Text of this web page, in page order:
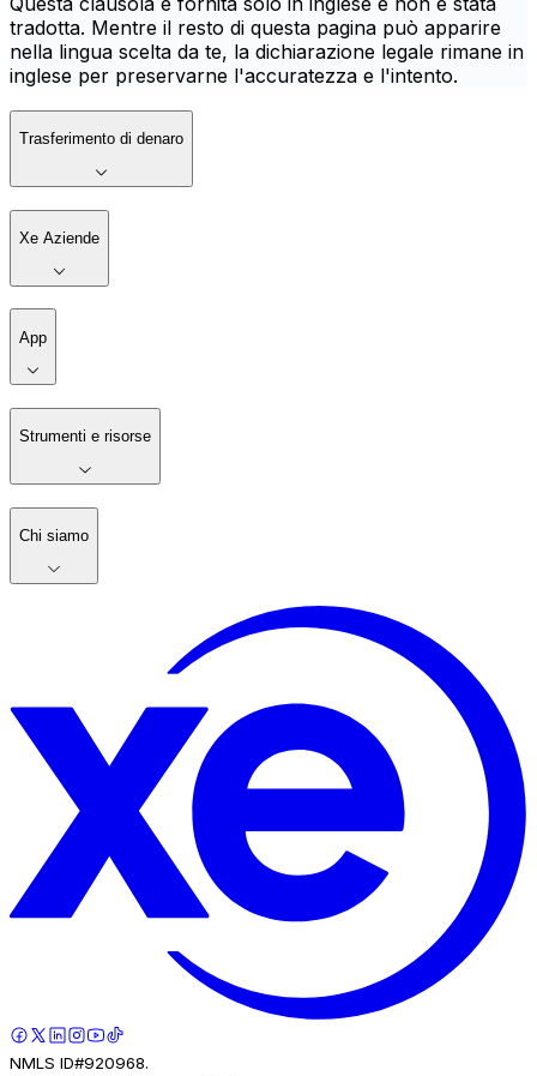
tradotta. Mentre il resto di questa pagina può apparire
nella lingua scelta da te, la dichiarazione legale rimane in
inglese per preservarne l'accuratezza e l'intento.
Trasferimento di denaro
Xe Aziende
App
Strumenti e risorse
Chi siamo
NMLS ID#920968.